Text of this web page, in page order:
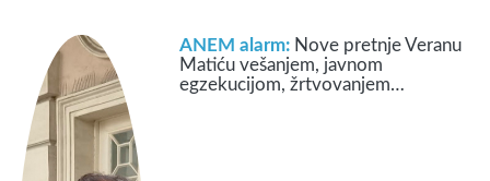
ANEM alarm: Nove pretnje Veranu
Matiću vešanjem, javnom
egzekucijom, žrtvovanjem…